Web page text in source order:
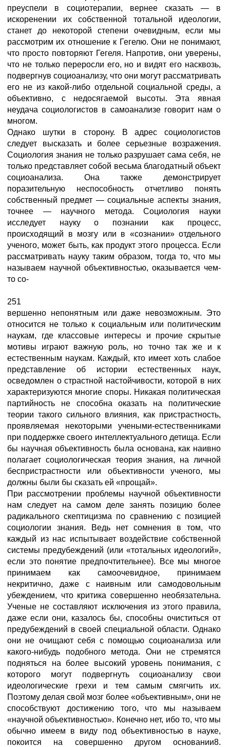
преуспели в социотерапии, вернее сказать — в
искоренении их собственной тотальной идеологии,
станет до некоторой степени очевидным, если мы
рассмотрим их отношение к Гегелю. Они не понимают,
что просто повторяют Гегеля. Напротив, они уверены,
что не только переросли его, но и видят его насквозь,
подвергнув социоанализу, что они могут рассматривать
его не из какой-либо отдельной социальной среды, а
объективно, с недосягаемой высоты. Эта явная
неудача социологистов в самоанализе говорит нам о
многом.
Однако шутки в сторону. В адрес социологистов
следует высказать и более серьезные возражения.
Социология знания не только разрушает сама себя, не
только представляет собой весьма благодатный объект
социоанализа. Она также демонстрирует
поразительную неспособность отчетливо понять
собственный предмет — социальные аспекты знания,
точнее — научного метода. Социология науки
исследует науку о познании как процесс,
происходящий в мозгу или в «сознании» отдельного
ученого, может быть, как продукт этого процесса. Если
рассматривать науку таким образом, тогда то, что мы
называем научной объективностью, оказывается чем-
то со-
251
вершенно непонятным или даже невозможным. Это
относится не только к социальным или политическим
наукам, где классовые интересы и прочие скрытые
мотивы играют важную роль, но точно так же и к
естественным наукам. Каждый, кто имеет хоть слабое
представление об истории естественных наук,
осведомлен о страстной настойчивости, которой в них
характеризуются многие споры. Никакая политическая
партийность не способна оказать на политические
теории такого сильного влияния, как пристрастность,
проявляемая некоторыми учеными-естественниками
при поддержке своего интеллектуального детища. Если
бы научная объективность была основана, как наивно
полагает социологическая теория знания, на личной
беспристрастности или объективности ученого, мы
должны были бы сказать ей «прощай».
При рассмотрении проблемы научной объективности
нам следует на самом деле занять позицию более
радикального скептицизма по сравнению с позицией
социологии знания. Ведь нет сомнения в том, что
каждый из нас испытывает воздействие собственной
системы предубеждений (или «тотальных идеологий»,
если это понятие предпочтительнее). Все мы многое
принимаем как самоочевидное, принимаем
некритично, даже с наивным или самодовольным
убеждением, что критика совершенно необязательна.
Ученые не составляют исключения из этого правила,
даже если они, казалось бы, способны очиститься от
предубеждений в своей специальной области. Однако
они не очищают себя с помощью социоанализа или
какого-нибудь подобного метода. Они не стремятся
подняться на более высокий уровень понимания, с
которого могут подвергнуть социоанализу свои
идеологические грехи и тем самым смягчить их.
Поэтому делая свой мозг более «объективным», они не
способствуют достижению того, что мы называем
«научной объективностью». Конечно нет, ибо то, что мы
обычно имеем в виду под объективностью в науке,
покоится на совершенно другом основании8.